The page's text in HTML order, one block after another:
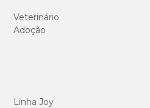
Veterinário
Adoção
Linha Joy